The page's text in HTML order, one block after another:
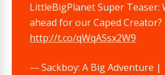
LittleBigPlanet Super Teaser:
ahead for our Caped Creator?
http://t.co/qWqASsx2W9
— Sackboy: A Big Adventure |